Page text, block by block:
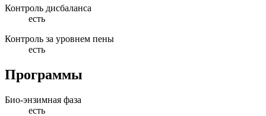
Контроль дисбаланса
есть
Контроль за уровнем пены
есть
Программы
Био-энзимная фаза
есть